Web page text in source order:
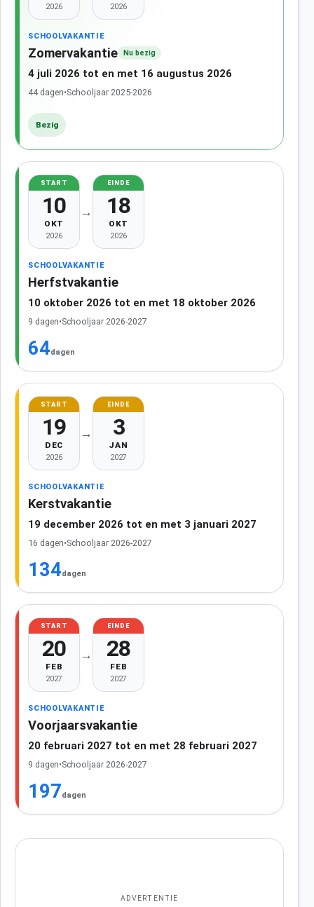
2026 2026
SCHOOLVAKANTIE
Zomervakantie Nu bezig
4 juli 2026 tot en met 16 augustus 2026
44 dagen•Schooljaar 2025-2026
Bezig
START
10
OKT
2026
→
EINDE
18
OKT
2026
SCHOOLVAKANTIE
Herfstvakantie
10 oktober 2026 tot en met 18 oktober 2026
9 dagen•Schooljaar 2026-2027
64dagen
START
19
DEC
2026
→
EINDE
3
JAN
2027
SCHOOLVAKANTIE
Kerstvakantie
19 december 2026 tot en met 3 januari 2027
16 dagen•Schooljaar 2026-2027
134dagen
START
20
FEB
2027
→
EINDE
28
FEB
2027
SCHOOLVAKANTIE
Voorjaarsvakantie
20 februari 2027 tot en met 28 februari 2027
9 dagen•Schooljaar 2026-2027
197dagen
ADVERTENTIE